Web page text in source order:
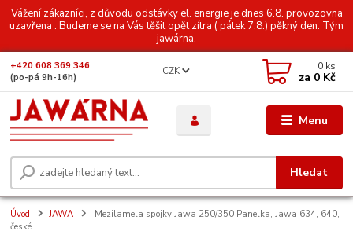
Vážení zákazníci, z důvodu odstávky el. energie je dnes 6.8. provozovna
uzavřena . Budeme se na Vás těšit opět zítra ( pátek 7.8.) pěkný den. Tým
jawárna.
Menu
CZK
Hledat
+420 608 369 346
(po-pá 9h-16h)
0 ks
za 0 Kč
Úvod JAWA
Mezilamela spojky Jawa 250/350 Panelka, Jawa 634, 640,
české